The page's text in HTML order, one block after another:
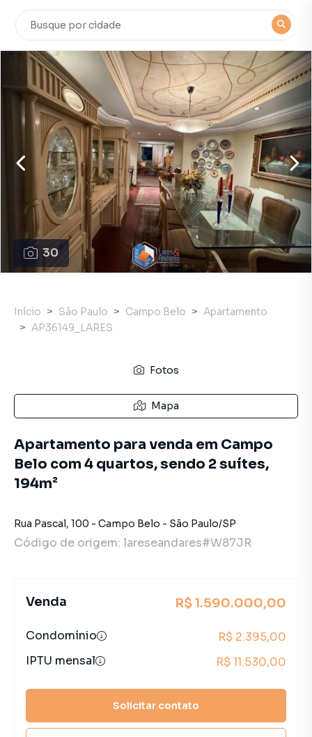
30
Início São Paulo Campo Belo
Apartamento
AP36149_LARES
Fotos
Mapa
Apartamento para venda em Campo
Belo com 4 quartos, sendo 2 suítes,
194m²
Rua Pascal, 100 - Campo Belo - São Paulo/SP
Código de origem: lareseandares#W87JR
Venda R$ 1.590.000,00
Condomínio
R$ 2.395,00
IPTU mensal
R$ 11.530,00
Solicitar contato